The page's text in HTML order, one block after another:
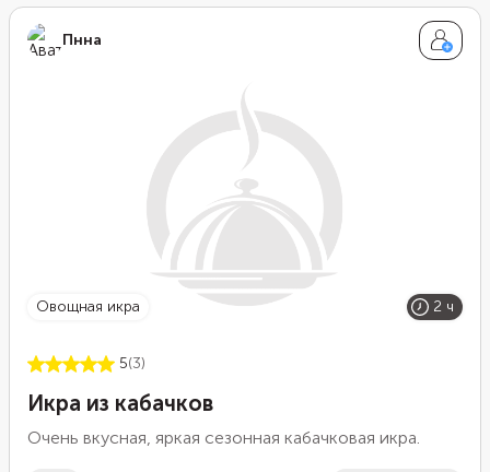
Пнна
овощная икра 2 ч
5(3)
Икра из кабачков
Очень вкусная, яркая сезонная кабачковая икра.